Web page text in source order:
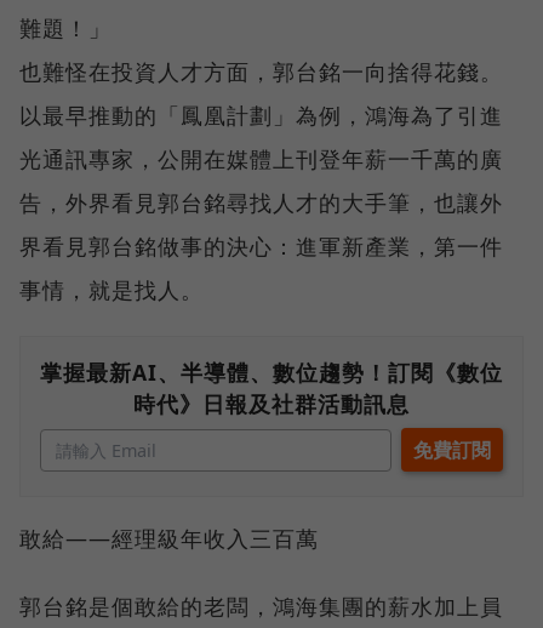
難題！」
也難怪在投資人才方面，郭台銘一向捨得花錢。
以最早推動的「鳳凰計劃」為例，鴻海為了引進
光通訊專家，公開在媒體上刊登年薪一千萬的廣
告，外界看見郭台銘尋找人才的大手筆，也讓外
界看見郭台銘做事的決心：進軍新產業，第一件
事情，就是找人。
掌握最新AI、半導體、數位趨勢！訂閱《數位
時代》日報及社群活動訊息
敢給——經理級年收入三百萬
郭台銘是個敢給的老闆，鴻海集團的薪水加上員